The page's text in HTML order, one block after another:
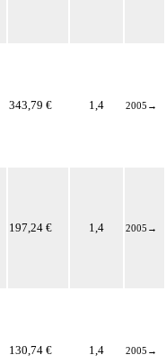
343,79 € 1,4 2005 →
197,24 € 1,4 2005 →
130,74 € 1,4 2005 →